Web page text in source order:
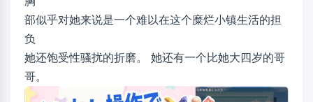
部似乎对她来说是一个难以在这个糜烂小镇生活的担
负
她还饱受性骚扰的折磨。 她还有一个比她大四岁的哥
哥。